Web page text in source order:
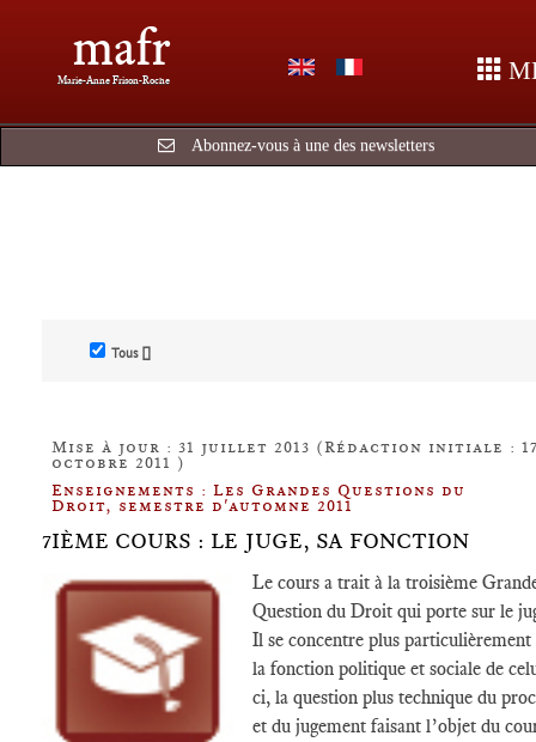
mafr
Marie-Anne Frison-Roche
Abonnez-vous à une des newsletters
Tous []
Mise à jour : 31 juillet 2013 (Rédaction initiale :
octobre 2011 )
Enseignements : Les Grandes Questions du
Droit, semestre d'automne 2011
7IÈME COURS : LE JUGE, SA FONCTION
Le cours a trait à la troisième
Question du Droit qui porte sur le
Il se concentre plus particulièrement
la fonction politique et sociale de
ci, la question plus technique du
et du jugement faisant l’objet du